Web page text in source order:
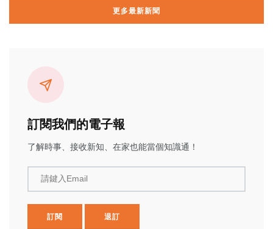
更多最新新聞
訂閱我們的電子報
了解時事、接收新知、在家也能當個知識通！
請鍵入Email
訂閱 退訂